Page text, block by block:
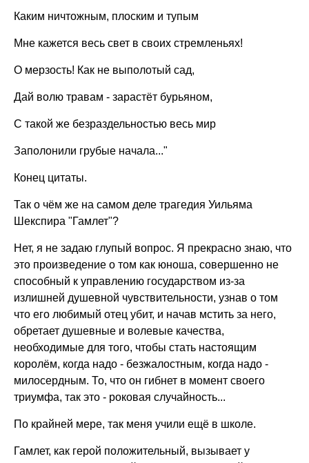
Каким ничтожным, плоским и тупым
Мне кажется весь свет в своих стремленьях!
О мерзость! Как не выполотый сад,
Дай волю травам - зарастёт бурьяном,
С такой же безраздельностью весь мир
Заполонили грубые начала..."
Конец цитаты.
Так о чём же на самом деле трагедия Уильяма
Шекспира "Гамлет"?
Нет, я не задаю глупый вопрос. Я прекрасно знаю, что
это произведение о том как юноша, совершенно не
способный к управлению государством из-за
излишней душевной чувствительности, узнав о том
что его любимый отец убит, и начав мстить за него,
обретает душевные и волевые качества,
необходимые для того, чтобы стать настоящим
королём, когда надо - безжалостным, когда надо -
милосердным. То, что он гибнет в момент своего
триумфа, так это - роковая случайность...
По крайней мере, так меня учили ещё в школе.
Гамлет, как герой положительный, вызывает у